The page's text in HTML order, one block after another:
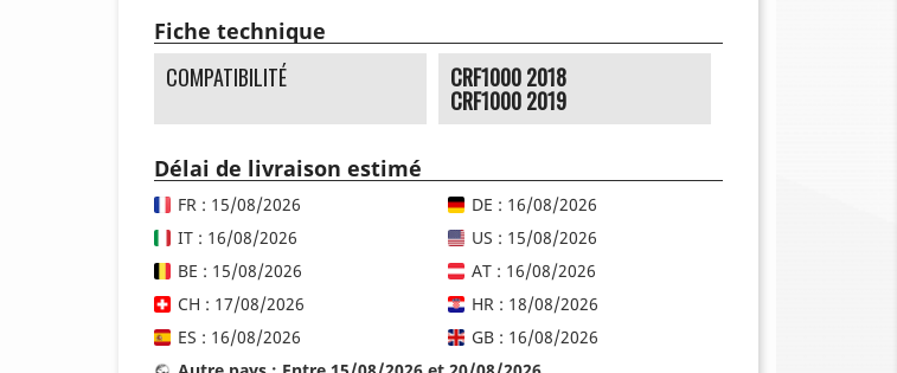
Fiche technique
COMPATIBILITÉ CRF1000 2018
CRF1000 2019
Délai de livraison estimé
FR : 15/08/2026
DE : 16/08/2026
IT : 16/08/2026
US : 15/08/2026
BE : 15/08/2026
AT : 16/08/2026
CH : 17/08/2026
HR : 18/08/2026
ES : 16/08/2026
GB : 16/08/2026